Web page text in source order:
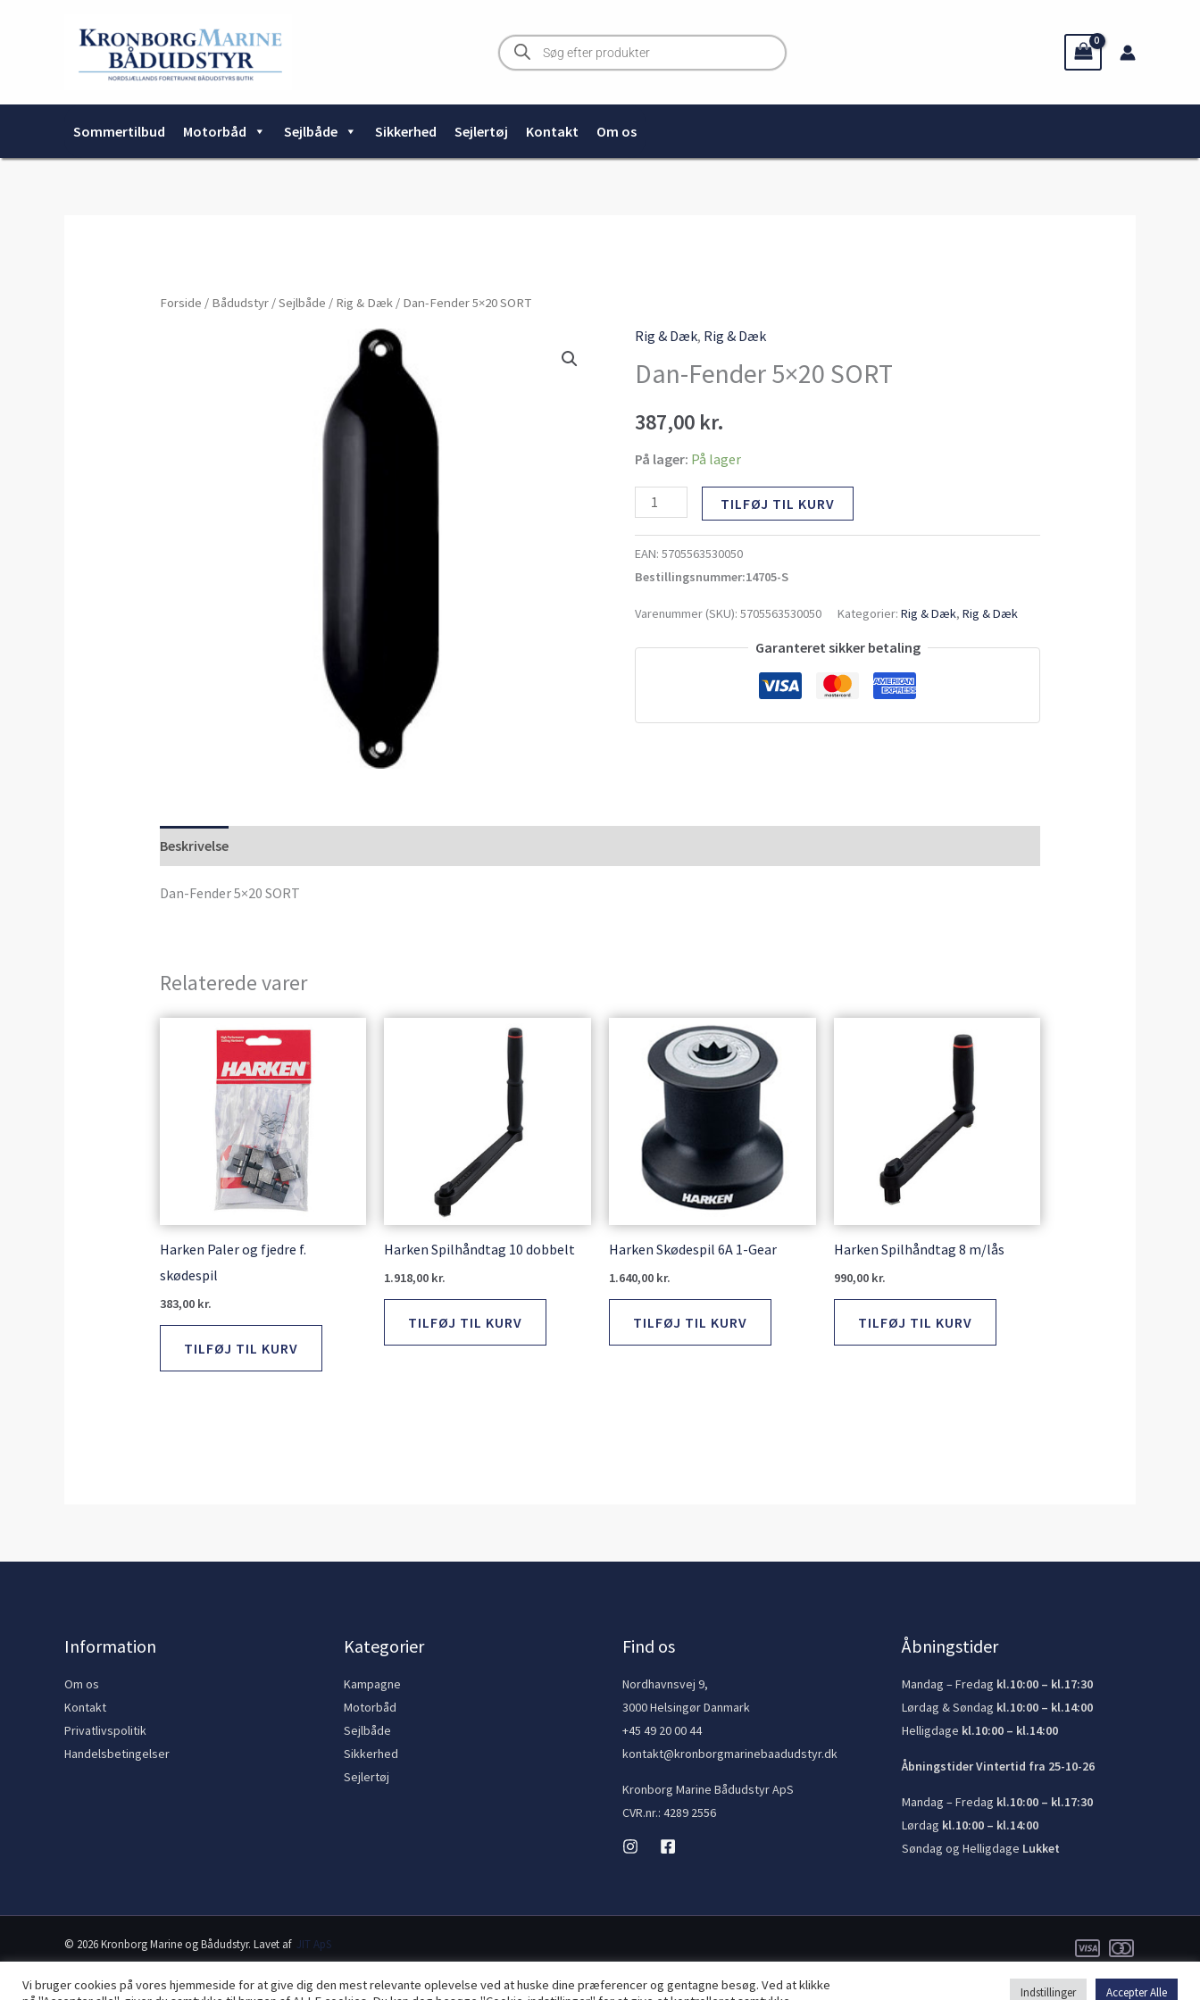
Products
search
Sommertilbud Motorbåd Sejlbåde Sikkerhed Sejlertøj Kontakt Om os
Forside / Bådudstyr/Sejlbåde / Rig & Dæk/ Dan-Fender 5×20 SORT
Rig & Dæk, Rig & Dæk
Dan-Fender 5×20 SORT
387,00 kr.
På lager: På lager
Fender
SORT
TILFØJ TIL KURV
EAN:5705563530050
Bestillingsnummer:14705-S
Varenummer (SKU):5705563530050 Kategorier:Rig & Dæk,Rig & Dæk
Garanteret sikker betaling
Beskrivelse
Dan-Fender 5×20 SORT
Relaterede varer
Harken Paler og fjedre f.
skødespil
383,00 kr.
TILFØJ TIL KURV
Harken Spilhåndtag 10 dobbelt
1.918,00 kr.
TILFØJ TIL KURV
Harken Skødespil 6A 1-Gear
1.640,00 kr.
TILFØJ TIL KURV
Harken Spilhåndtag 8 m/lås
990,00 kr.
TILFØJ TIL KURV
Information
Om os
Kontakt
Privatlivspolitik
Handelsbetingelser
Kategorier
Kampagne
Motorbåd
Sejlbåde
Sikkerhed
Sejlertøj
Find os
Nordhavnsvej 9,
3000 Helsingør Danmark
+45 49 20 00 44
kontakt@kronborgmarinebaadudstyr.dk
Kronborg Marine Bådudstyr ApS
CVR.nr.: 4289 2556
Åbningstider
Mandag – Fredag kl.10:00 – kl.17:30
Lørdag & Søndag kl.10:00 – kl.14:00
Helligdage kl.10:00 – kl.14:00
Åbningstider Vintertid fra 25-10-26
Mandag – Fredag kl.10:00 – kl.17:30
Lørdag kl.10:00 – kl.14:00
Søndag og Helligdage Lukket
© 2026 Kronborg Marine og Bådudstyr. Lavet af JIT ApS
Vi bruger cookies på vores hjemmeside for at give dig den mest relevante oplevelse ved at huske dine præferencer og gentagne besøg. Ved at klikke
Indstillinger Accepter Alle